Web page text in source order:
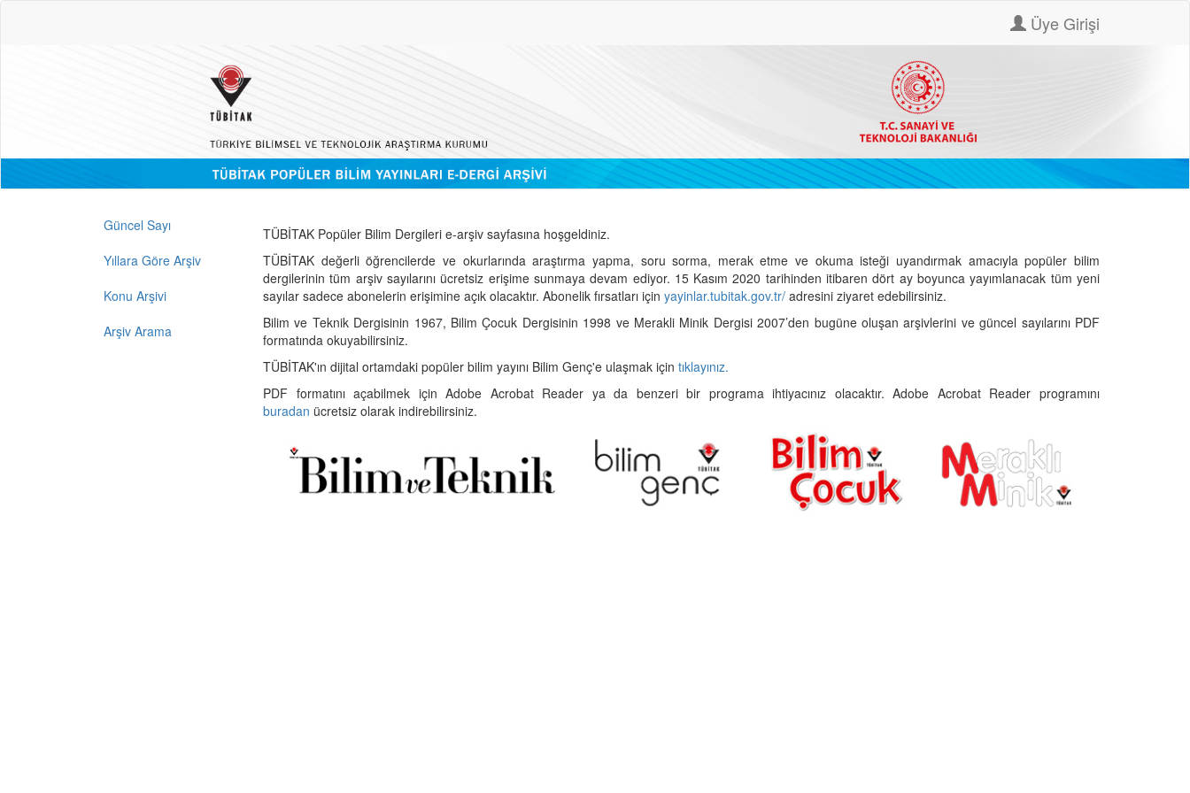
Üye Girişi
Güncel Sayı
Yıllara Göre Arşiv
Konu Arşivi
Arşiv Arama
TÜBİTAK Popüler Bilim Dergileri e-arşiv sayfasına hoşgeldiniz.
TÜBİTAK değerli öğrencilerde ve okurlarında araştırma yapma, soru sorma, merak etme ve okuma isteği uyandırmak amacıyla popüler bilim
dergilerinin tüm arşiv sayılarını ücretsiz erişime sunmaya devam ediyor. 15 Kasım 2020 tarihinden itibaren dört ay boyunca yayımlanacak tüm yeni
sayılar sadece abonelerin erişimine açık olacaktır. Abonelik fırsatları için yayinlar.tubitak.gov.tr/ adresini ziyaret edebilirsiniz.
Bilim ve Teknik Dergisinin 1967, Bilim Çocuk Dergisinin 1998 ve Merakli Minik Dergisi 2007’den bugüne oluşan arşivlerini ve güncel sayılarını PDF
formatında okuyabilirsiniz.
TÜBİTAK'ın dijital ortamdaki popüler bilim yayını Bilim Genç'e ulaşmak için tıklayınız.
PDF formatını açabilmek için Adobe Acrobat Reader ya da benzeri bir programa ihtiyacınız olacaktır. Adobe Acrobat Reader programını
buradan ücretsiz olarak indirebilirsiniz.